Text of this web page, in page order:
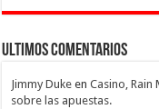
Ultimos Comentarios
Jimmy Duke enCasino, Rain
sobre las apuestas.